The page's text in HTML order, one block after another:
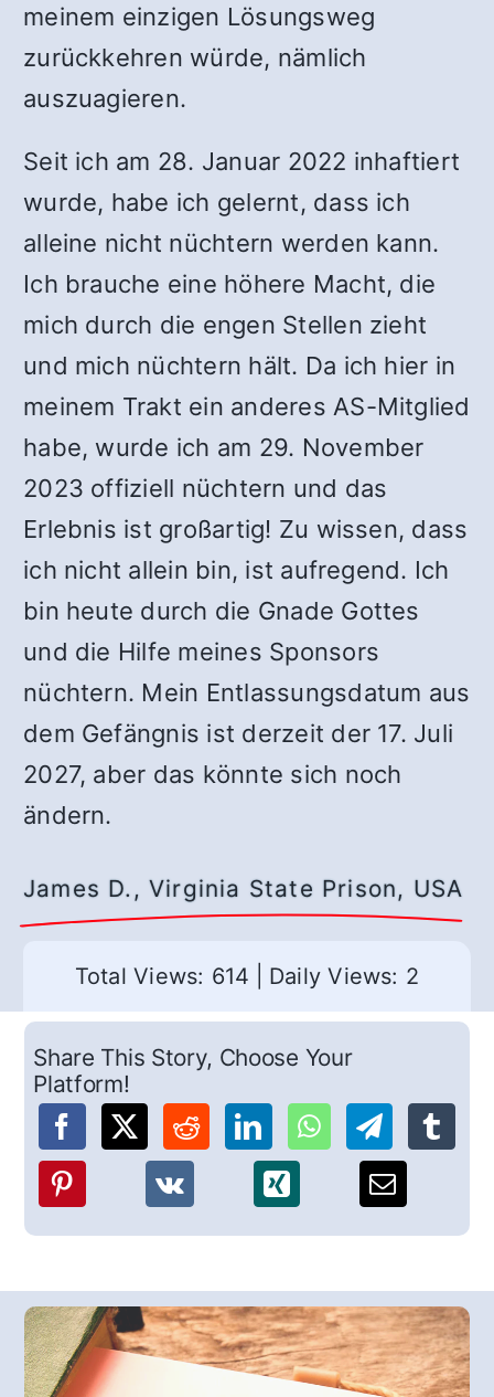
meinem einzigen Lösungsweg
zurückkehren würde, nämlich
auszuagieren.
Seit ich am 28. Januar 2022 inhaftiert
wurde, habe ich gelernt, dass ich
alleine nicht nüchtern werden kann.
Ich brauche eine höhere Macht, die
mich durch die engen Stellen zieht
und mich nüchtern hält. Da ich hier in
meinem Trakt ein anderes AS-Mitglied
habe, wurde ich am 29. November
2023 offiziell nüchtern und das
Erlebnis ist großartig! Zu wissen, dass
ich nicht allein bin, ist aufregend. Ich
bin heute durch die Gnade Gottes
und die Hilfe meines Sponsors
nüchtern. Mein Entlassungsdatum aus
dem Gefängnis ist derzeit der 17. Juli
2027, aber das könnte sich noch
ändern.
James D., Virginia State Prison, USA
Total Views: 614 Daily Views: 2
Share This Story, Choose Your
Platform!